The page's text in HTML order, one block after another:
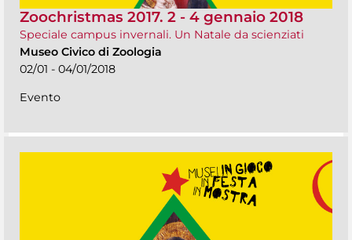
Zoochristmas 2017. 2 - 4 gennaio 2018
Speciale campus invernali. Un Natale da scienziati
Museo Civico di Zoologia
02/01 - 04/01/2018
Evento